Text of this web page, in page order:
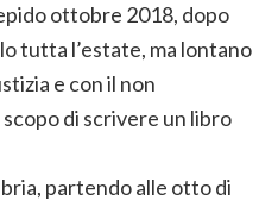
ottobre 2018, dopo
tutta l’estate, ma lontano
e con il non
di scrivere un libro
partendo alle otto di